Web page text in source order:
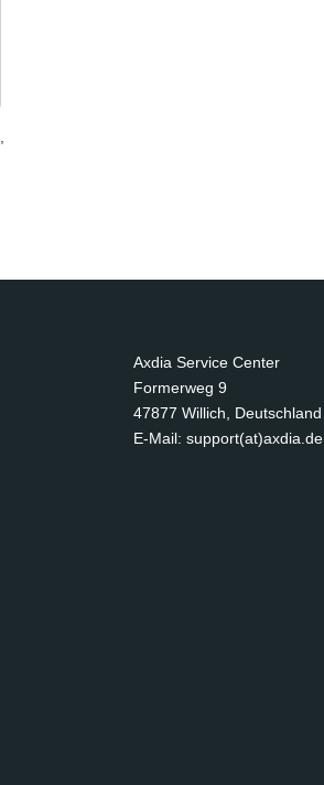
Axdia Service Center
Formerweg 9
47877 Willich
Deutschland
E-Mail: support(at)axdia.de